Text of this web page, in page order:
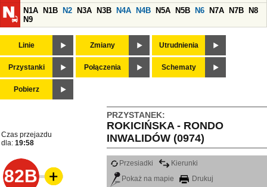
N1A
N1B N2 N3A N3B N4A N4B N5A N5B N6 N7A N7B
N8
N9
Linie Zmiany Utrudnienia
Przystanki Połączenia Schematy
Pobierz
PRZYSTANEK:
ROKICIŃSKA - RONDO
INWALIDÓW (0974)
Czas przejazdu
dla: 19:58
82B
Przesiadki
Kierunki
Pokaż na mapie
Drukuj